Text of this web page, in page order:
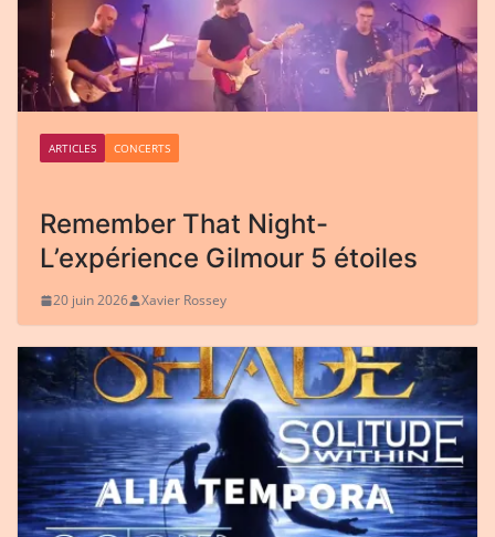
ARTICLES CONCERTS
Remember That Night-
L’expérience Gilmour 5 étoiles
20 juin 2026 Xavier Rossey